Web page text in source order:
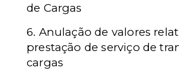
de Cargas
6. Anulação de valores
prestação de serviço de
cargas